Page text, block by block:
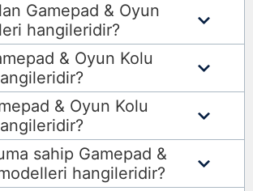
Gamepad & Oyun
hangileridir?
& Oyun Kolu
& Oyun Kolu
sahip Gamepad &
hangileridir?